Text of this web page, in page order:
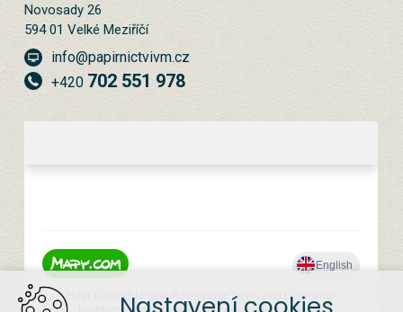
Novosady 26
594 01 Velké Meziříčí
info@papirnictvivm.cz
+420 702 551 978